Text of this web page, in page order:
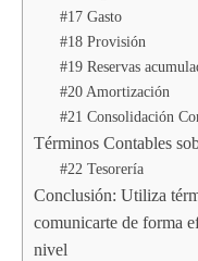
#17 Gasto
#18 Provisión
#19 Reservas
#20 Amortización
#21 Consolidación
Términos Contables
#22 Tesorería
Conclusión: Utiliza
comunicarte de forma
nivel